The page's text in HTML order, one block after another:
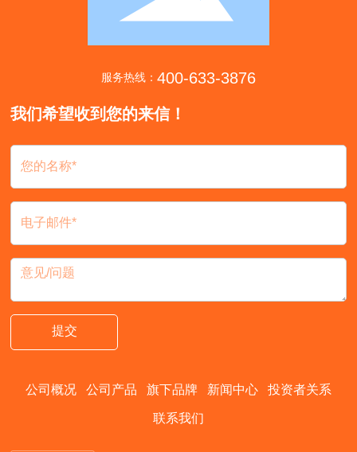
服务热线： 400-633-3876
我们希望收到您的来信！
提交
公司概况 公司产品 旗下品牌 新闻中心 投资者关系
联系我们